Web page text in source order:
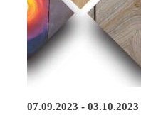
07.09.2023 - 03.10.2023